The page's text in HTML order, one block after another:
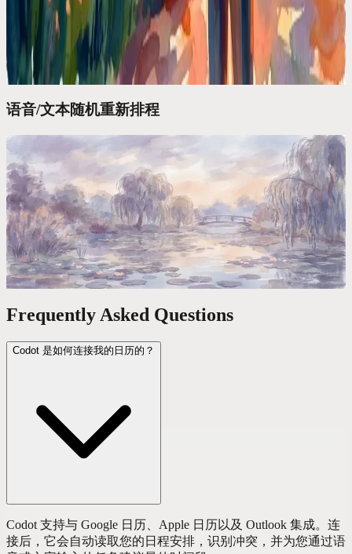
Google Calendar 只能告诉你接下来要做什么，但它不会替你思
考。我需要的是一个能听懂“把我的午餐推迟到周四”并真正去
执行的 AI 助理。
语音/文本随机重新排程
创始人专区
“把下午3点的会挪到周五，锁死周二上午。”搞定只
需4秒
正常排个日程要点47秒鼠标，而一句话语音指令只要4秒。一
年下来，你凭空多出6个完整工作日。
Frequently Asked Questions
Codot 是如何连接我的日历的？
Codot 支持与 Google 日历、Apple 日历以及 Outlook 集成。连
接后，它会自动读取您的日程安排，识别冲突，并为您通过语